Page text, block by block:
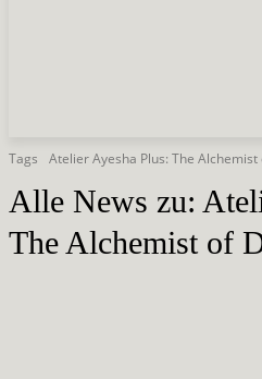
Tags Atelier Ayesha Plus: The Alchemist
Alle News zu:
The Alchemist of